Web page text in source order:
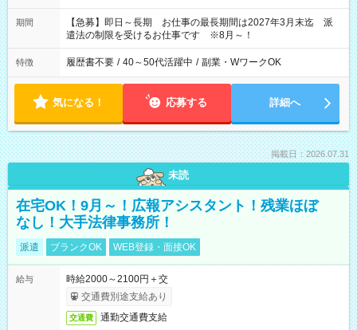
期間
【急募】即日～長期 お仕事の最長期間は2027年3月末迄 派
遣法の制限を受けるお仕事です ※8月～！
特徴 履歴書不要 / 40～50代活躍中 / 副業・WワークOK
気になる！ 応募する 詳細へ
掲載日：2026.07.31
未読
在宅OK！9月～！広報アシスタント！残業ほぼ
なし！大手法律事務所！
派遣 ブランクOK WEB登録・面接OK
給与
時給2000～2100円＋交
交通費別途支給あり
交通費 通勤交通費支給